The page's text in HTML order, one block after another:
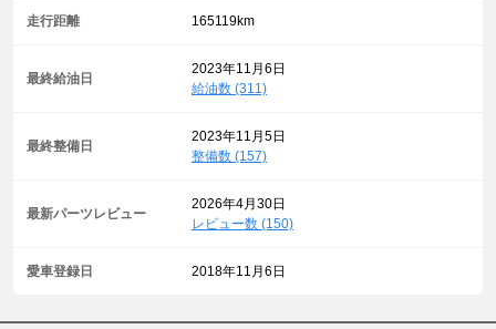
走行距離 165119km
最終給油日
2023年11月6日
給油数 (311)
最終整備日
2023年11月5日
整備数 (157)
最新パーツレビュー
2026年4月30日
レビュー数 (150)
愛車登録日 2018年11月6日